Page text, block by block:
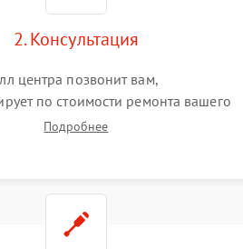
2. Консультация
центра позвонит вам,
по стоимости ремонта вашего
монокуляра а также ответит
Подробнее